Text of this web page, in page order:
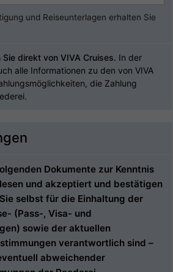
und Reiseunterlagen erhalten Sie
direkt von VIVA Cruises. In der
alle Informationen zu den von VIVA
die Zahlung
Dokumente zur Kenntnis
und akzeptiert und bestätigen
selbst für die Einhaltung der
(Pass-, Visa- und
sowie der aktuellen
verantwortlich sind –
abweichender